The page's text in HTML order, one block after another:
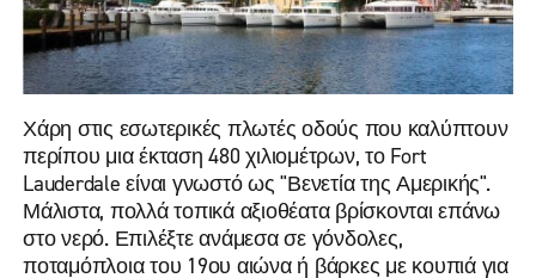
Χάρη στις εσωτερικές πλωτές οδούς που καλύπτουν
περίπου μια έκταση 480 χιλιομέτρων, το Fort
Lauderdale είναι γνωστό ως "Βενετία της Αμερικής".
Μάλιστα, πολλά τοπικά αξιοθέατα βρίσκονται επάνω
στο νερό. Επιλέξτε ανάμεσα σε γόνδολες,
ποταμόπλοια του 19ου αιώνα ή βάρκες με κουπιά για